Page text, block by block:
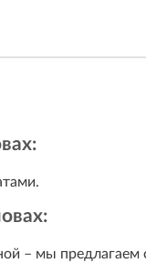
– мы предлагаем